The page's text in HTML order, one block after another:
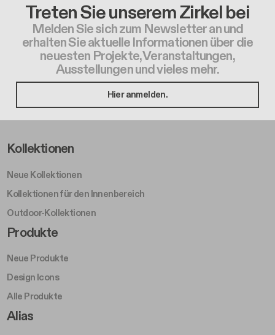
Treten Sie unserem Zirkel bei
Melden Sie sich zum Newsletter an und
erhalten Sie aktuelle Informationen über die
neuesten Projekte, Veranstaltungen,
Ausstellungen und vieles mehr.
Hier anmelden.
Footer Left Middle A
Kollektionen
Neue Kollektionen
Kollektionen für den Innenbereich
Outdoor-Kollektionen
Footer Right Middle A
Produkte
Neue Produkte
Design Icons
Alle Produkte
Footer Right A
Alias